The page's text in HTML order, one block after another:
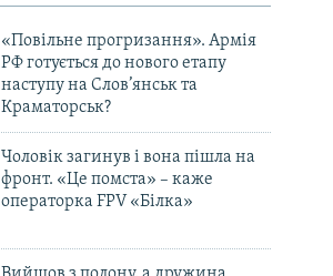
«Повільне прогризання». Армія
РФ готується до нового етапу
наступу на Слов’янськ та
Краматорськ?
Чоловік загинув і вона пішла на
фронт. «Це помста» – каже
операторка FPV «Білка»